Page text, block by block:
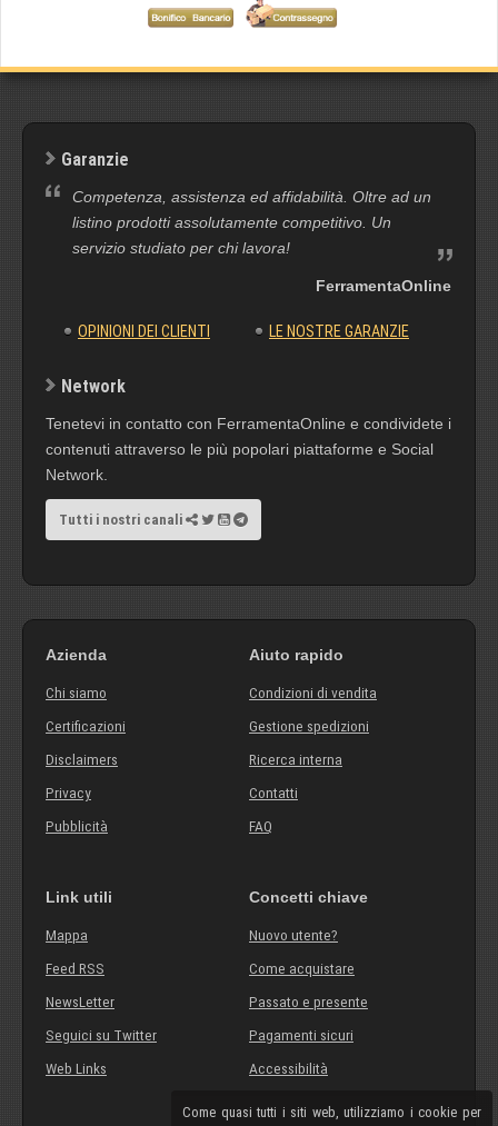
Come quasi tutti i siti web, utilizziamo i cookie per
Garanzie
Competenza, assistenza ed affidabilità. Oltre ad un
listino prodotti assolutamente competitivo. Un
servizio studiato per chi lavora!
FerramentaOnline
OPINIONI DEI CLIENTI LE NOSTRE GARANZIE
Network
Tenetevi in contatto con FerramentaOnline e condividete i
contenuti attraverso le più popolari piattaforme e Social
Network.
Tutti i nostri canali
Azienda
Chi siamo
Certificazioni
Disclaimers
Privacy
Pubblicità
Aiuto rapido
Condizioni di vendita
Gestione spedizioni
Ricerca interna
Contatti
FAQ
Link utili
Mappa
Feed RSS
NewsLetter
Seguici su Twitter
Web Links
Concetti chiave
Nuovo utente?
Come acquistare
Passato e presente
Pagamenti sicuri
Accessibilità